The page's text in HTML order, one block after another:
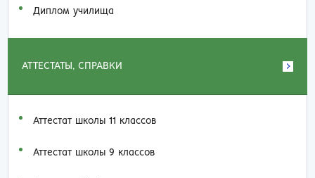
Диплом училища
АТТЕСТАТЫ, СПРАВКИ
Аттестат школы 11 классов
Аттестат школы 9 классов